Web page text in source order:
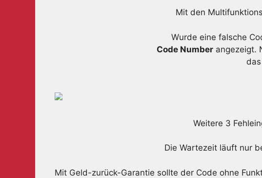
Mit den
Wurde eine falsche
Code Number angezeigt.
Weitere 3
Die Wartezeit läuft nur
Mit Geld-zurück-Garantie sollte der Code ohne